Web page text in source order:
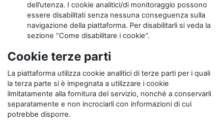
dell’utenza. I cookie analitici/di monitoraggio possono
essere disabilitati senza nessuna conseguenza sulla
navigazione della piattaforma. Per disabilitarli si veda la
sezione “Come disabilitare i cookie”.
Cookie terze parti
La piattaforma utilizza cookie analitici di terze parti per i quali
la terza parte si è impegnata a utilizzare i cookie
limitatamente alla fornitura del servizio, nonché a conservarli
separatamente e non incrociarli con informazioni di cui
potrebbe disporre.